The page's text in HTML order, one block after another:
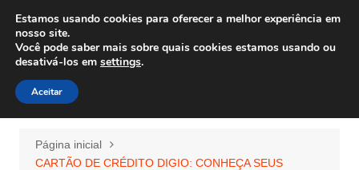
para
conteúdo
Wiley Wales
corais algas e vida marinha
Página inicial
CARTÃO DE CRÉDITO DIGIO: CONHEÇA SEUS
Estamos usando cookies para oferecer a melhor experiência em
nosso site.
Você pode saber mais sobre quais cookies estamos usando ou
desativá-los em settings.
Aceitar